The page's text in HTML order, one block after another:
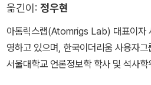
5. 스마트 컨트랙트 내에서 일어나는
성을 표현하기 위해 유한 상태 머신
6. 스마트 컨트랙트에서 규칙과 조건을
옮긴이: 정우현
아톰릭스랩(Atomrigs Lab) 대표이자
영하고 있으며, 한국이더리움 사용자
서울대학교 언론정보학 학사 및 석사